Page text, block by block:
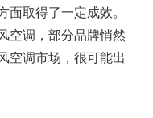
取得了一定成效。
空调，部分品牌悄然
空调市场，很可能出